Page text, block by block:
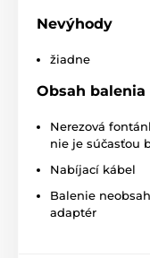
Nevýhody
žiadne
Obsah balenia
Nerezová
nie je súčasťou
Nabíjací kábel
Balenie
adaptér